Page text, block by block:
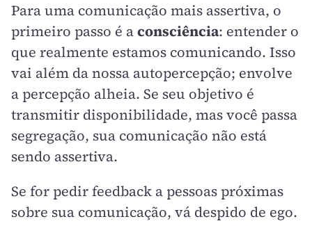
Para uma comunicação mais assertiva, o
primeiro passo é aconsciência: entender o
que realmente estamos comunicando. Isso
vai além da nossa autopercepção; envolve
a percepção alheia. Se seu objetivo é
transmitir disponibilidade, mas você passa
segregação, sua comunicação não está
sendo assertiva.
Se for pedir feedback a pessoas próximas
sobre sua comunicação, vá despido de ego.